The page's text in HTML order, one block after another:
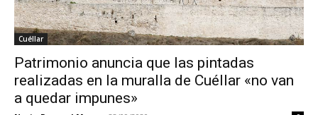
Cuéllar
Patrimonio anuncia que las pintadas
realizadas en la muralla de Cuéllar «no van
a quedar impunes»